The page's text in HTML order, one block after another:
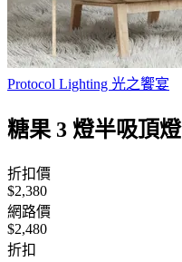
Protocol Lighting 光之饗宴
糖果 3 燈半吸頂燈
折扣價
$2,380
網路價
$2,480
折扣